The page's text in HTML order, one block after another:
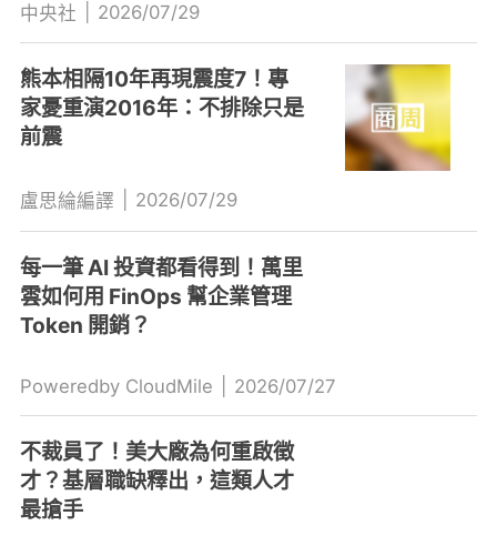
中央社 2026/07/29
熊本相隔10年再現震度7！專
家憂重演2016年：不排除只是
前震
盧思綸編譯 2026/07/29
每一筆 AI 投資都看得到！萬里
雲如何用 FinOps 幫企業管理
Token 開銷？
Poweredby CloudMile 2026/07/27
不裁員了！美大廠為何重啟徵
才？基層職缺釋出，這類人才
最搶手